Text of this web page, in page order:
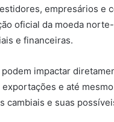
empresários e
oficial da moeda
e financeiras.
impactar
e até
cambiais e suas